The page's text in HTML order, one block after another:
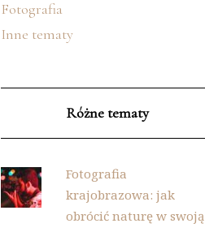
Fotografia
Inne tematy
Różne tematy
Fotografia
krajobrazowa: jak
obrócić naturę w swoją